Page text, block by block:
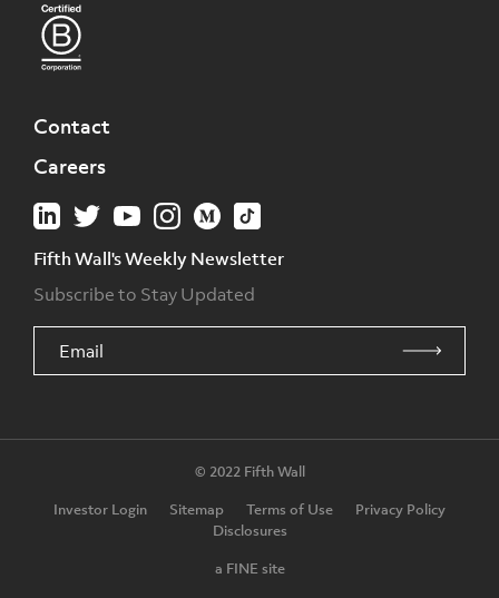
Contact
Careers
Fifth Wall's Weekly Newsletter
Subscribe to Stay Updated
© 2022 Fifth Wall
Investor Login
Sitemap Terms of Use
Privacy Policy
Disclosures
a FINE site